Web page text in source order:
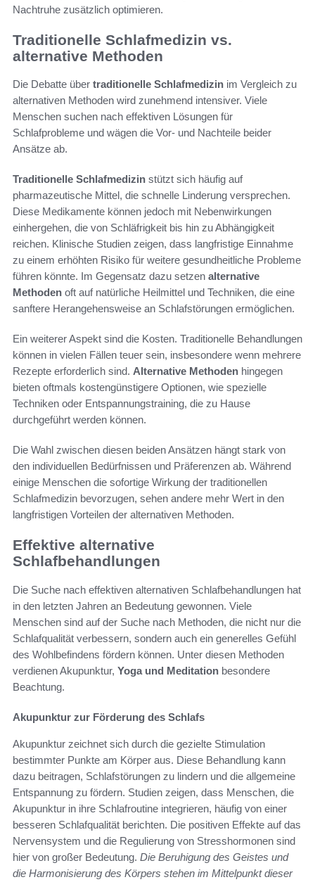
Nachtruhe zusätzlich optimieren.
Traditionelle Schlafmedizin vs.
alternative Methoden
Die Debatte über traditionelle Schlafmedizin im Vergleich zu
alternativen Methoden wird zunehmend intensiver. Viele
Menschen suchen nach effektiven Lösungen für
Schlafprobleme und wägen die Vor- und Nachteile beider
Ansätze ab.
Traditionelle Schlafmedizin stützt sich häufig auf
pharmazeutische Mittel, die schnelle Linderung versprechen.
Diese Medikamente können jedoch mit Nebenwirkungen
einhergehen, die von Schläfrigkeit bis hin zu Abhängigkeit
reichen. Klinische Studien zeigen, dass langfristige Einnahme
zu einem erhöhten Risiko für weitere gesundheitliche Probleme
führen könnte. Im Gegensatz dazu setzen alternative
Methoden oft auf natürliche Heilmittel und Techniken, die eine
sanftere Herangehensweise an Schlafstörungen ermöglichen.
Ein weiterer Aspekt sind die Kosten. Traditionelle Behandlungen
können in vielen Fällen teuer sein, insbesondere wenn mehrere
Rezepte erforderlich sind. Alternative Methoden hingegen
bieten oftmals kostengünstigere Optionen, wie spezielle
Techniken oder Entspannungstraining, die zu Hause
durchgeführt werden können.
Die Wahl zwischen diesen beiden Ansätzen hängt stark von
den individuellen Bedürfnissen und Präferenzen ab. Während
einige Menschen die sofortige Wirkung der traditionellen
Schlafmedizin bevorzugen, sehen andere mehr Wert in den
langfristigen Vorteilen der alternativen Methoden.
Effektive alternative
Schlafbehandlungen
Die Suche nach effektiven alternativen Schlafbehandlungen hat
in den letzten Jahren an Bedeutung gewonnen. Viele
Menschen sind auf der Suche nach Methoden, die nicht nur die
Schlafqualität verbessern, sondern auch ein generelles Gefühl
des Wohlbefindens fördern können. Unter diesen Methoden
verdienen Akupunktur, Yoga und Meditation besondere
Beachtung.
Akupunktur zur Förderung des Schlafs
Akupunktur zeichnet sich durch die gezielte Stimulation
bestimmter Punkte am Körper aus. Diese Behandlung kann
dazu beitragen, Schlafstörungen zu lindern und die allgemeine
Entspannung zu fördern. Studien zeigen, dass Menschen, die
Akupunktur in ihre Schlafroutine integrieren, häufig von einer
besseren Schlafqualität berichten. Die positiven Effekte auf das
Nervensystem und die Regulierung von Stresshormonen sind
hier von großer Bedeutung. Die Beruhigung des Geistes und
die Harmonisierung des Körpers stehen im Mittelpunkt dieser